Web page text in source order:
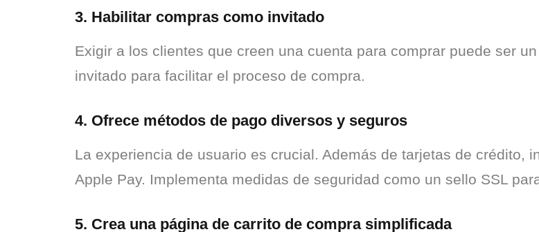
3. Habilitar compras como invitado
Exigir a los clientes que creen una cuenta para comprar puede ser
invitado para facilitar el proceso de compra.
4. Ofrece métodos de pago diversos y seguros
La experiencia de usuario es crucial. Además de tarjetas de crédito,
Apple Pay. Implementa medidas de seguridad como un sello SSL
5. Crea una página de carrito de compra simplificada